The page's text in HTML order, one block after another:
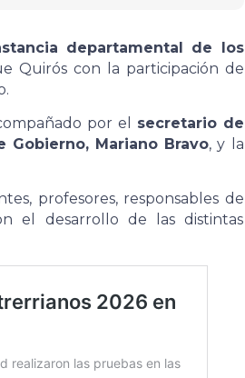
departamental de los
Quirós con la participación de
por el secretario de
Gobierno, Mariano Bravo, y la
profesores, responsables de
el desarrollo de las distintas